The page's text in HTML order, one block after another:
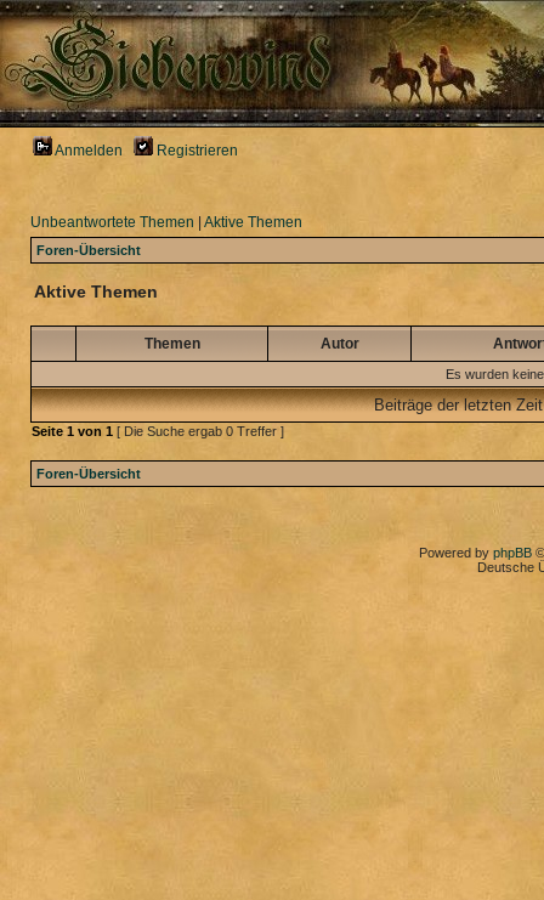
Anmelden Registrieren
Unbeantwortete Themen Aktive Themen
Foren-Übersicht
Aktive Themen
Themen Autor
Es wurden
Beiträge der letzten
Seite 1 von 1 [ Die Suche ergab 0 Treffer ]
Foren-Übersicht
Powered by phpBB
Deutsche